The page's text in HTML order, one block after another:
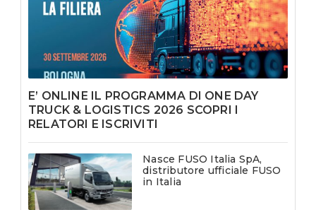
E’ ONLINE IL PROGRAMMA DI ONE DAY
TRUCK & LOGISTICS 2026 SCOPRI I
RELATORI E ISCRIVITI
Nasce FUSO Italia SpA,
distributore ufficiale FUSO
in Italia